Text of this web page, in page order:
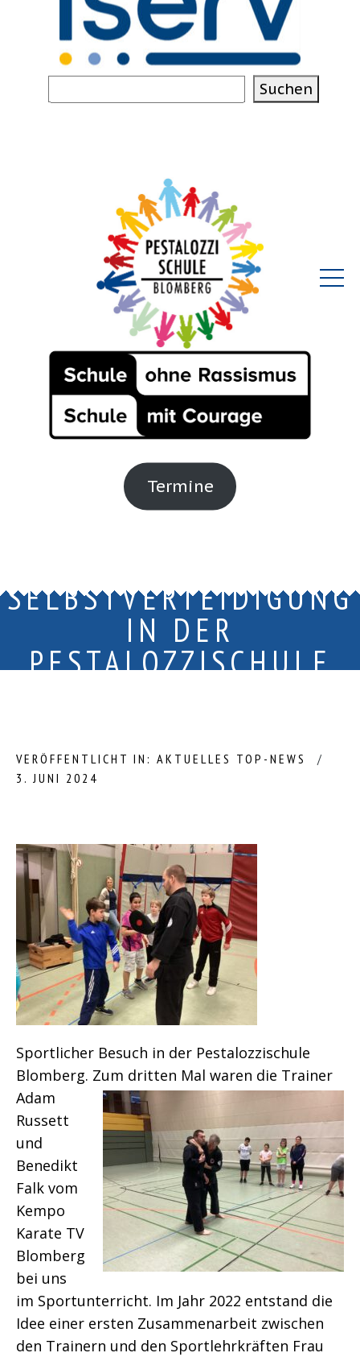
Suchen
Termine
SELBSTVERTEIDIGUNG
IN DER
PESTALOZZISCHULE
VERÖFFENTLICHT IN: AKTUELLES TOP-NEWS
3. JUNI 2024
Sportlicher Besuch in der Pestalozzischule
Blomberg. Zum dritten Mal waren die Trainer
Adam
Russett
und
Benedikt
Falk vom
Kempo
Karate TV
Blomberg
bei uns
im Sportunterricht. Im Jahr 2022 entstand die
Idee einer ersten Zusammenarbeit zwischen
den Trainern und den Sportlehrkräften Frau